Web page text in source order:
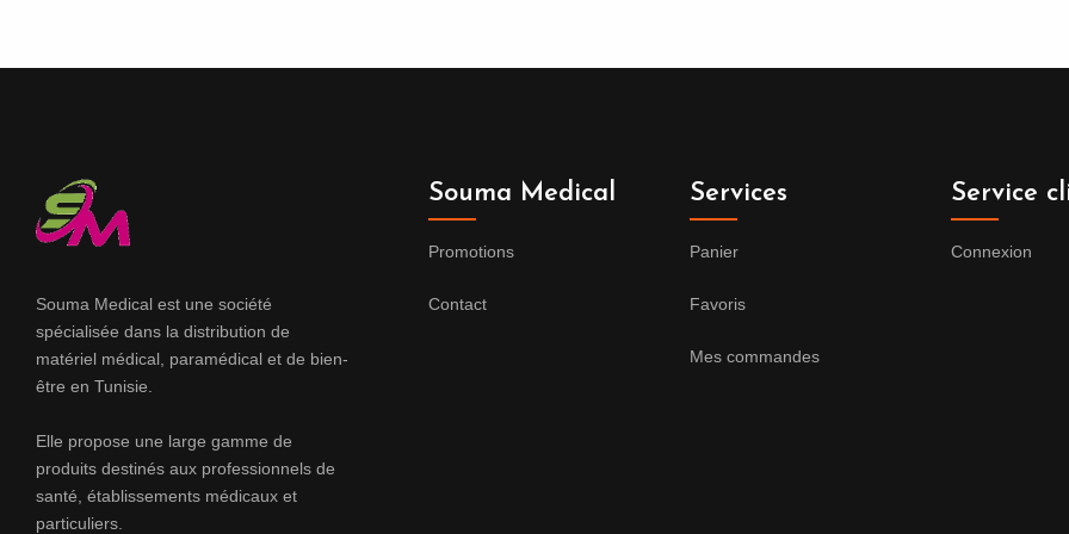
Souma Medical est une société
spécialisée dans la distribution de
matériel médical, paramédical et de bien-
être en Tunisie.
Elle propose une large gamme de
produits destinés aux professionnels de
santé, établissements médicaux et
particuliers.
Souma Medical
Promotions
Contact
Services
Panier
Favoris
Mes commandes
Service
Connexion